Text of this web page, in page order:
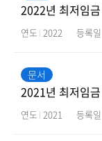
2022년 최저임
연도 2022 등록일
문서
2021년 최저임
연도 2021 등록일